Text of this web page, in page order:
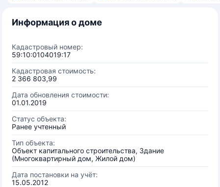
Информация о доме
Кадастровый номер:
59:10:0104019:17
Кадастровая стоимость:
2 366 803,99
Дата обновления стоимости:
01.01.2019
Статус объекта:
Ранее учтенный
Тип объекта:
Объект капитального строительства, Здание
(Многоквартирный дом, Жилой дом)
Дата постановки на учёт:
15.05.2012